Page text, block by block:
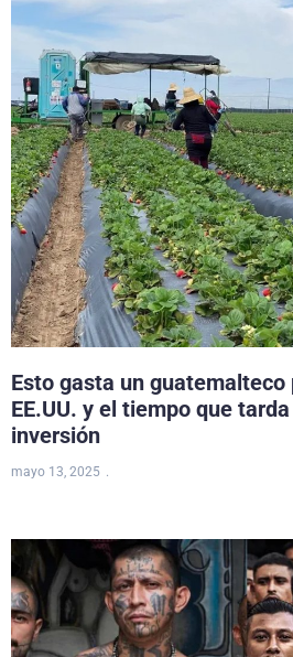
Esto gasta un guatemalteco
EE.UU. y el tiempo que
inversión
mayo 13, 2025